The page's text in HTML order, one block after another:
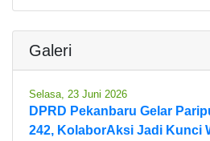
Galeri
Selasa, 23 Juni 2026
DPRD Pekanbaru Gelar
242, KolaborAksi Jadi Kunci